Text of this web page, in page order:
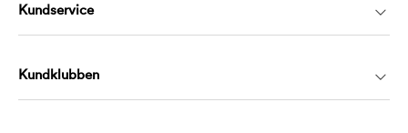
Kundservice
Kundklubben